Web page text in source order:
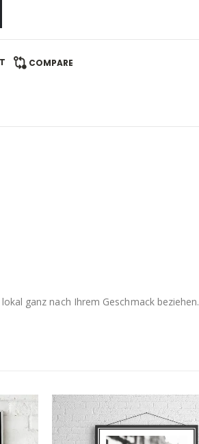
COMPARE
ganz nach Ihrem Geschmack beziehen.
ANGEBOT